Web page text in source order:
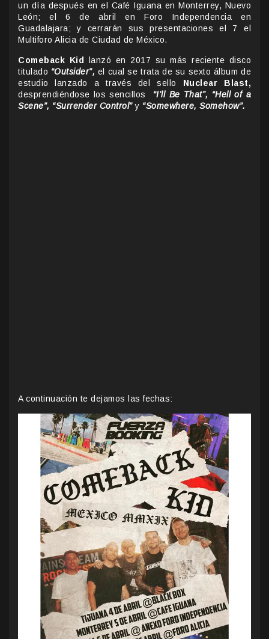
un día después en el Café Iguana en Monterrey, Nuevo
León; el 6 de abril en Foro Independencia en
Guadalajara; y cerrarán sus presentaciones el 7 el
Multiforo Alicia de Ciudad de México.
Comeback Kid
lanzó en 2017 su más reciente disco
titulado “Outsider”, el cual se trata de su sexto álbum de
estudio lanzado a través del sello Nuclear Blast,
desprendiéndose los sencillos
“I’ll Be That”, “Hell of a
Scene”, “Surrender Control”y “Somewhere, Somehow”.
A continuación te dejamos las fechas: